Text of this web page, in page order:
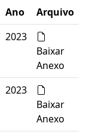
Ano
Arquivo
2023
Baixar
Anexo
2023
Baixar
Anexo